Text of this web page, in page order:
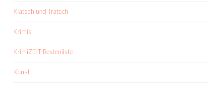
Klatsch und Tratsch
Krimis
KrimiZEIT-Bestenliste
Kunst